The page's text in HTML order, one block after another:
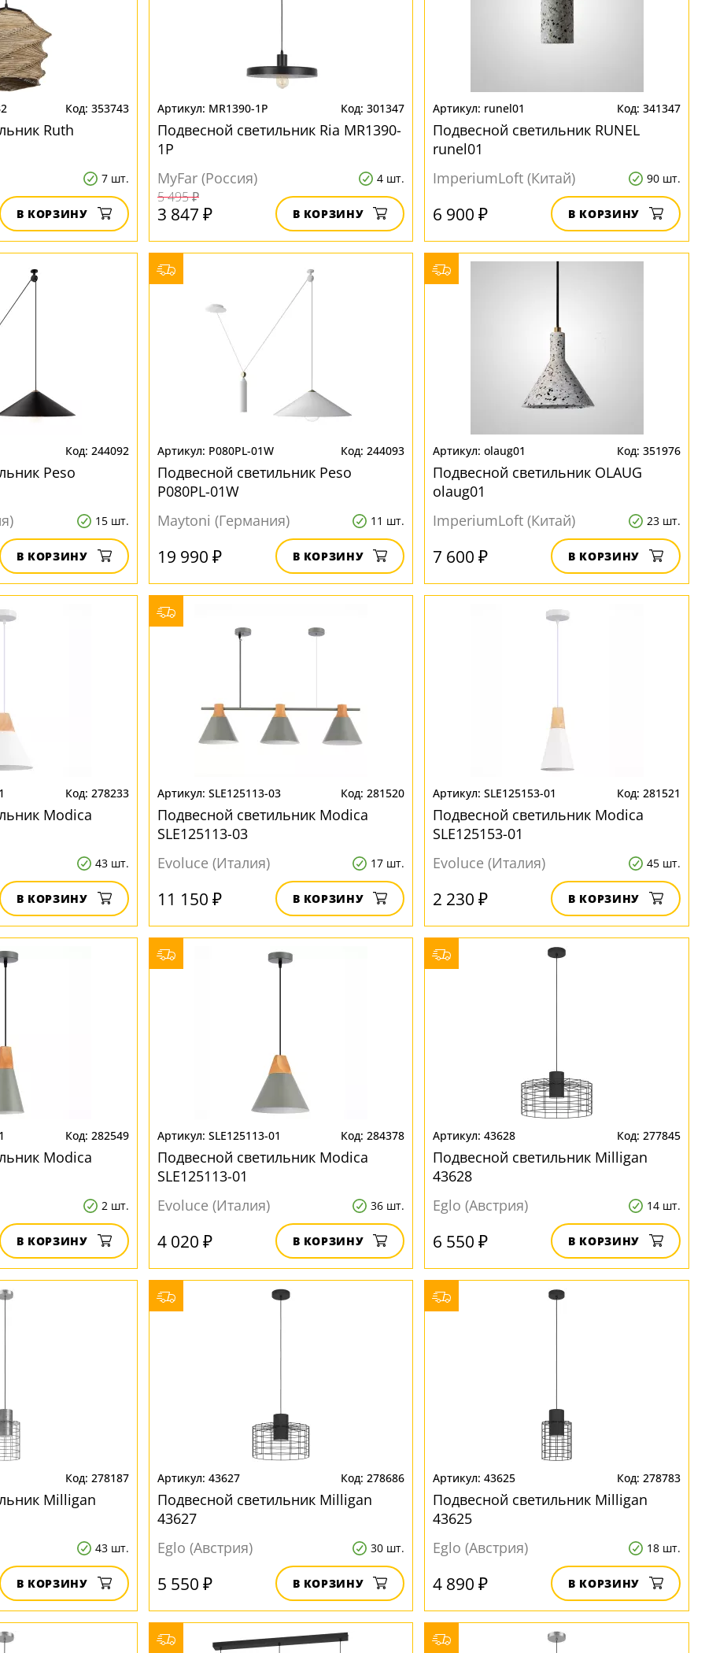
353743
Ruth
7 шт.
В КОРЗИНУ
MR1390-1P 301347
Подвесной светильник Ria MR1390-
1P
MyFar (Россия)
4 шт.
5 495 ₽
3 847 ₽ В КОРЗИНУ
runel01 341347
Подвесной светильник RUNEL
runel01
ImperiumLoft (Китай)
90 шт.
6 900 ₽ В КОРЗИНУ
244092
Peso
15 шт.
В КОРЗИНУ
P080PL-01W 244093
Подвесной светильник Peso
P080PL-01W
Maytoni (Германия)
11 шт.
19 990 ₽ В КОРЗИНУ
olaug01 351976
Подвесной светильник OLAUG
olaug01
ImperiumLoft (Китай)
23 шт.
7 600 ₽ В КОРЗИНУ
278233
Modica
43 шт.
В КОРЗИНУ
SLE125113-03 281520
Подвесной светильник Modica
SLE125113-03
Evoluce (Италия)
17 шт.
11 150 ₽ В КОРЗИНУ
SLE125153-01 281521
Подвесной светильник Modica
SLE125153-01
Evoluce (Италия)
45 шт.
2 230 ₽ В КОРЗИНУ
282549
Modica
2 шт.
В КОРЗИНУ
SLE125113-01 284378
Подвесной светильник Modica
SLE125113-01
Evoluce (Италия)
36 шт.
4 020 ₽ В КОРЗИНУ
43628 277845
Подвесной светильник Milligan
43628
Eglo (Австрия)
14 шт.
6 550 ₽ В КОРЗИНУ
278187
Milligan
43 шт.
В КОРЗИНУ
43627 278686
Подвесной светильник Milligan
43627
Eglo (Австрия)
30 шт.
5 550 ₽ В КОРЗИНУ
43625 278783
Подвесной светильник Milligan
43625
Eglo (Австрия)
18 шт.
4 890 ₽ В КОРЗИНУ